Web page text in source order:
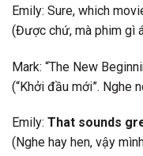
Emily: Sure, which
(Được chứ, mà phim gì
Mark: “The New
(“Khởi đầu mới”. Nghe
Emily: That sounds
(Nghe hay hen, vậy